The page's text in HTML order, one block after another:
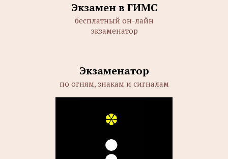
Экзамен в ГИМС
бесплатный он-лайн
экзаменатор
Экзаменатор
по огням, знакам и сигналам